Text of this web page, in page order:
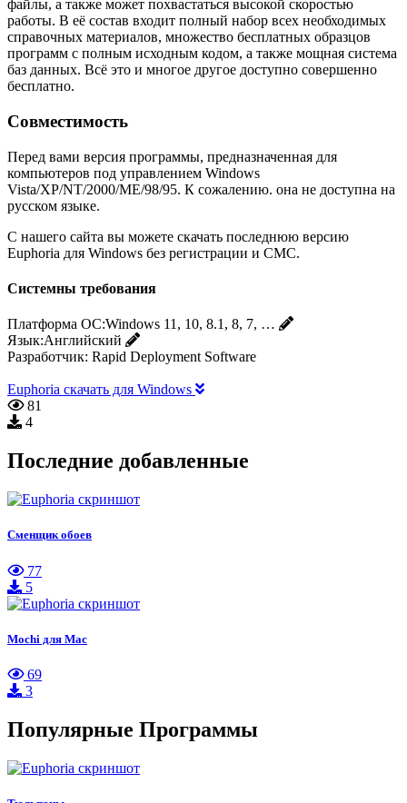
файлы, а также может похвастаться высокой скоростью
работы. В её состав входит полный набор всех необходимых
справочных материалов, множество бесплатных образцов
программ с полным исходным кодом, а также мощная система
баз данных. Всё это и многое другое доступно совершенно
бесплатно.
Совместимость
Перед вами версия программы, предназначенная для
компьютеров под управлением Windows
Vista/XP/NT/2000/ME/98/95. К сожалению. она не доступна на
русском языке.
С нашего сайта вы можете скачать последнюю версию
Euphoria для Windows без регистрации и СМС.
Системны требования
Платформа ОС:Windows 11, 10, 8.1, 8, 7, …
Язык:Английский
Разработчик: Rapid Deployment Software
Euphoria скачать для Windows
81
4
Последние добавленные
Сменщик обоев
77
5
Mochi для Mac
69
3
Популярные Программы